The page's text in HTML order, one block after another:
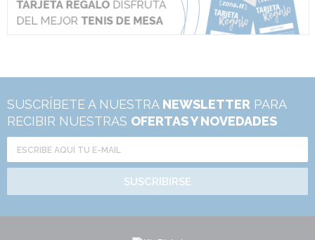
SUSCRÍBETE A NUESTRA NEWSLETTER PARA
RECIBIR NUESTRAS OFERTAS Y NOVEDADES
SUSCRIBIRSE